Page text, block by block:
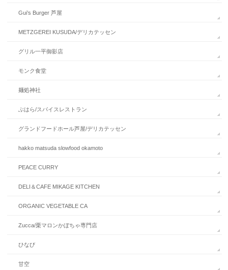
Gui’s Burger 芦屋
METZGEREI KUSUDA/デリカテッセン
グリル一平御影店
モンク食堂
麺処神社
ぶはら/スパイスレストラン
グランドフードホール芦屋/デリカテッセン
hakko matsuda slowfood okamoto
PEACE CURRY
DELI＆CAFE MIKAGE KITCHEN
ORGANIC VEGETABLE CA
Zucca/栗マロンかぼちゃ専門店
ひなび
甘空